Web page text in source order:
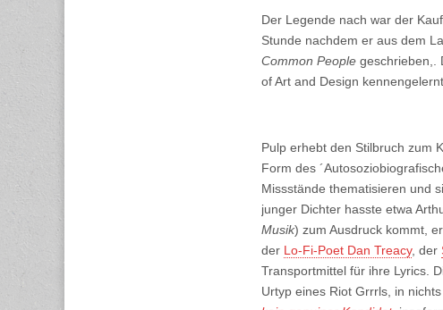
Der Legende nach war der
Stunde nachdem er aus dem
Common People geschrieben,.
of Art and Design
Pulp erhebt den Stilbruch zum
Form des
Missstände thematisieren und
junger Dichter hasste etwa
Musik) zum Ausdruck kommt,
der Lo-Fi-Poet Dan Treacy, der
Transportmittel für ihre Lyrics.
Urtyp eines Riot Grrrls, in